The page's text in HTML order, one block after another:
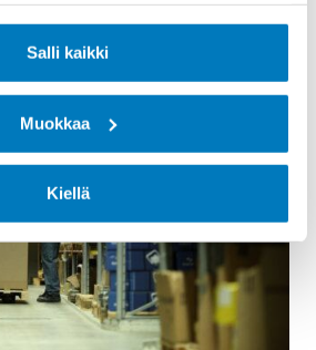
Salli kaikki
Muokkaa
Kiellä
koronapikatestejä, joiden…